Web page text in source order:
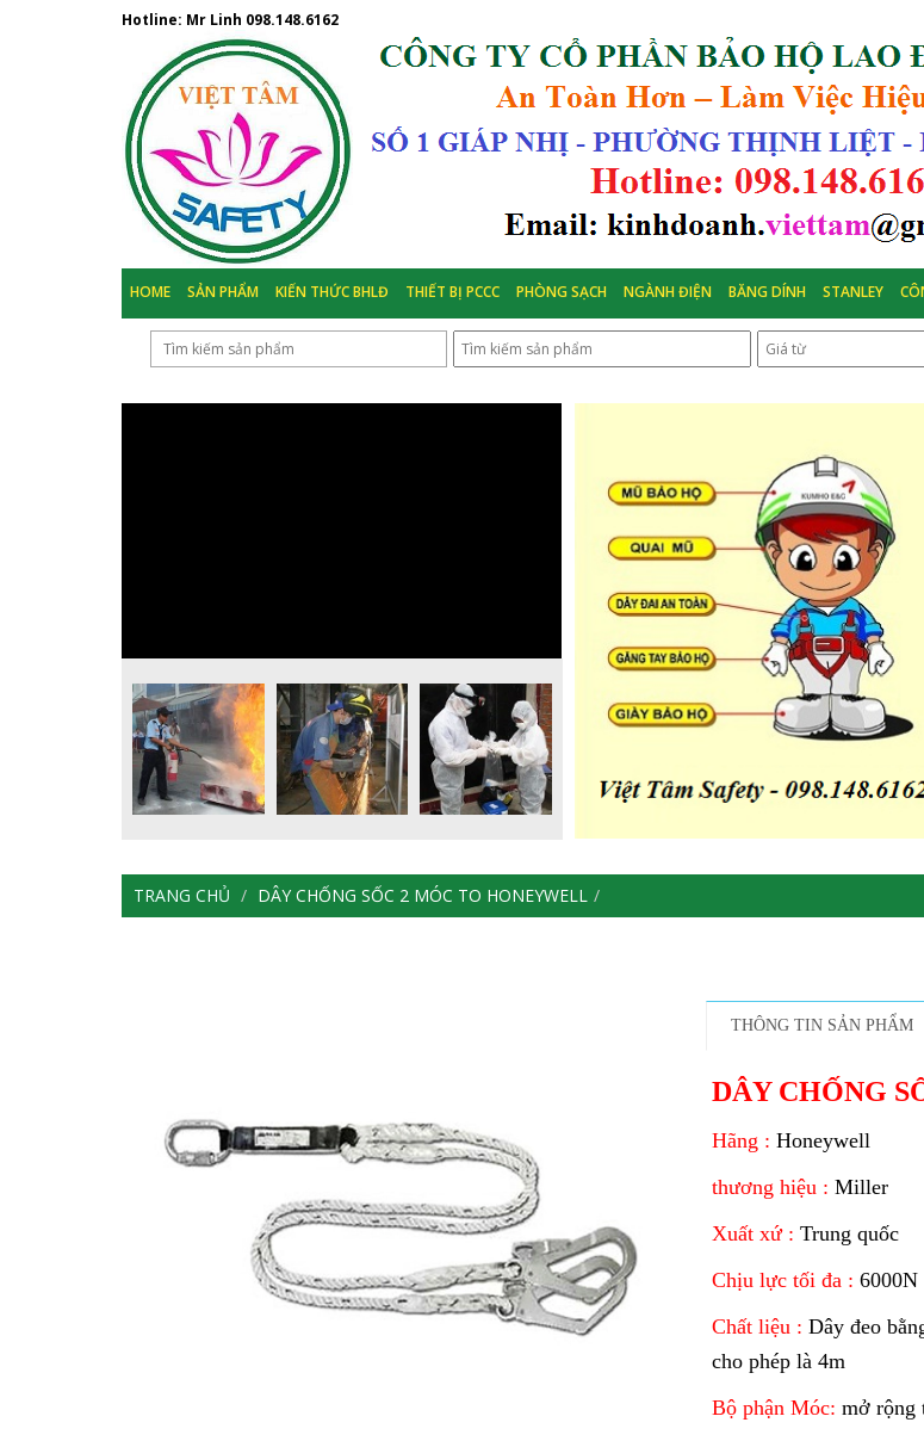
Hotline: Mr Linh 098.148.6162
HOME SẢN PHẨM KIẾN THỨC BHLĐ THIẾT BỊ PCCC PHÒNG SẠCH NGÀNH ĐIỆN BĂNG DÍNH STANLEY
TRANG CHỦ DÂY CHỐNG SỐC 2 MÓC TO HONEYWELL
THÔNG TIN SẢN PHẨM
DÂY CHỐNG
Hãng : Honeywell
thương hiệu : Miller
Xuất xứ : Trung quốc
Chịu lực tối đa : 6000N
Chất liệu : Dây đeo
cho phép là 4m
Bộ phận Móc: mở rộng